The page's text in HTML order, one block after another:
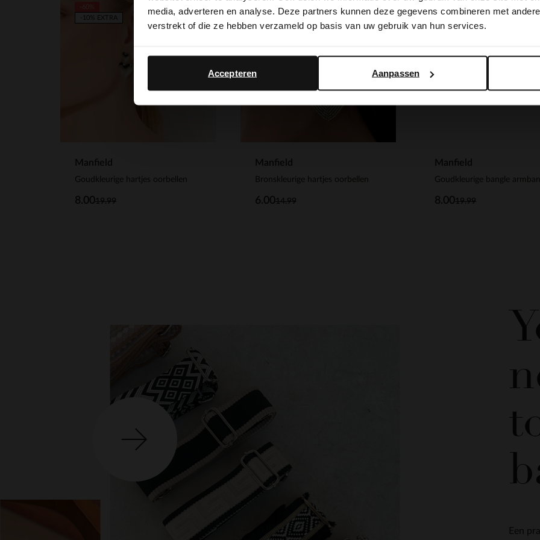
media, adverteren en analyse. Deze partners kunnen deze gegevens combineren met
verstrekt of die ze hebben verzameld op basis van uw gebruik van hun services.
Aanpassen
Accepteren
Manfield
Goudkleurige hartjes oorbellen
19.99
8.00
-10% EXTRA
Manfield
Bronskleurige hartjes oorbellen
14.99
6.00
Manfield
19.99
8.00
Een